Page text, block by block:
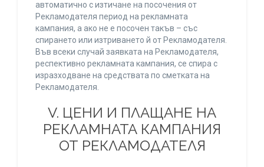
автоматично с изтичане на посочения от
Рекламодателя период на рекламната
кампания, а ако не е посочен такъв – със
спирането или изтриването й от Рекламодателя.
Във всеки случай заявката на Рекламодателя,
респективно рекламната кампания, се спира с
изразходване на средствата по сметката на
Рекламодателя.
V. ЦЕНИ И ПЛАЩАНЕ НА
РЕКЛАМНАТА КАМПАНИЯ
ОТ РЕКЛАМОДАТЕЛЯ